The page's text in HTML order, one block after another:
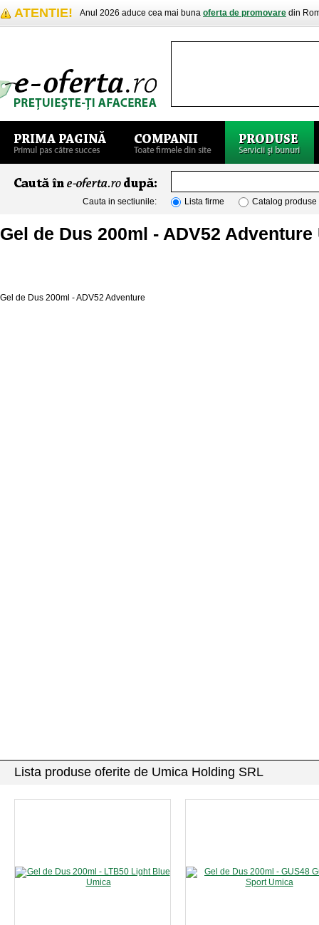
ATENTIE! Anul 2026 aduce cea mai buna oferta de promovare din
Cauta in sectiunile: Lista firme Catalog produse
Gel de Dus 200ml - ADV52 Adventure
Gel de Dus 200ml - ADV52 Adventure
Lista produse oferite de Umica Holding SRL